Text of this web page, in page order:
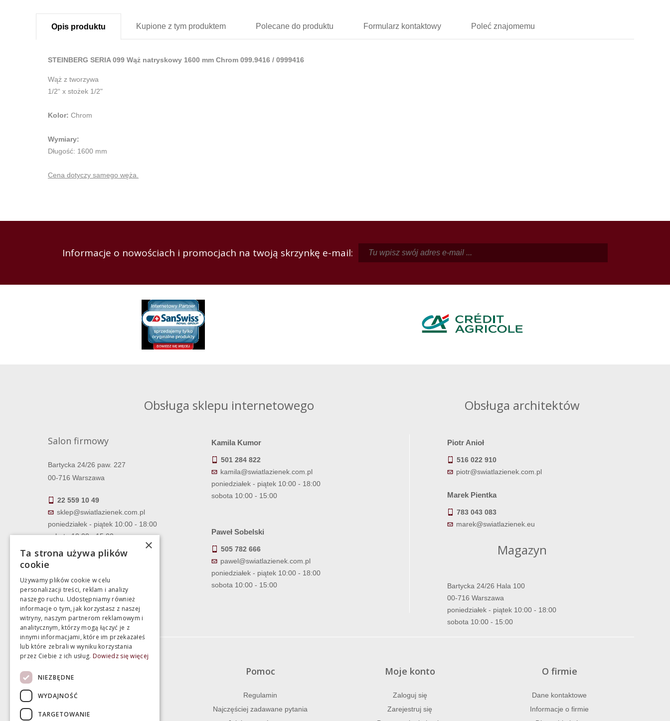
Opis produktu Kupione z tym produktem Polecane do produktu Formularz kontaktowy Poleć znajomemu
STEINBERG SERIA 099 Wąż natryskowy 1600 mm Chrom 099.9416 / 0999416
Wąż z tworzywa
1/2“ x stożek 1/2"
Kolor: Chrom
Wymiary:
Długość: 1600 mm
Cena dotyczy samego węża.
Informacje o nowościach i promocjach na twoją skrzynkę e-mail:
Obsługa sklepu internetowego
Salon firmowy
Bartycka 24/26 paw. 227
00-716 Warszawa
22 559 10 49
sklep@swiatlazienek.com.pl
poniedziałek - piątek 10:00 - 18:00
sobota 10:00 - 15:00
Kamila Kumor
501 284 822
kamila@swiatlazienek.com.pl
poniedziałek - piątek 10:00 - 18:00
sobota 10:00 - 15:00
Paweł Sobelski
505 782 666
pawel@swiatlazienek.com.pl
poniedziałek - piątek 10:00 - 18:00
sobota 10:00 - 15:00
Obsługa architektów
Piotr Anioł
516 022 910
piotr@swiatlazienek.com.pl
Marek Pientka
783 043 083
marek@swiatlazienek.eu
Magazyn
Bartycka 24/26 Hala 100
00-716 Warszawa
poniedziałek - piątek 10:00 - 18:00
sobota 10:00 - 15:00
Termin realizacji zamówienia
Pomoc
Regulamin
Najczęściej zadawane pytania
Moje konto
Zaloguj się
Zarejestruj się
O firmie
Dane kontaktowe
Informacje o firmie
×
Ta strona używa plików
cookie
Używamy plików cookie w celu
personalizacji treści, reklam i analizy
naszego ruchu. Udostępniamy również
informacje o tym, jak korzystasz z naszej
witryny, naszym partnerom reklamowym i
analitycznym, którzy mogą łączyć je z
innymi informacjami, które im przekazałeś
lub które zebrali w wyniku korzystania
przez Ciebie z ich usług. Dowiedz się więcej
NIEZBĘDNE
WYDAJNOŚĆ
TARGETOWANIE